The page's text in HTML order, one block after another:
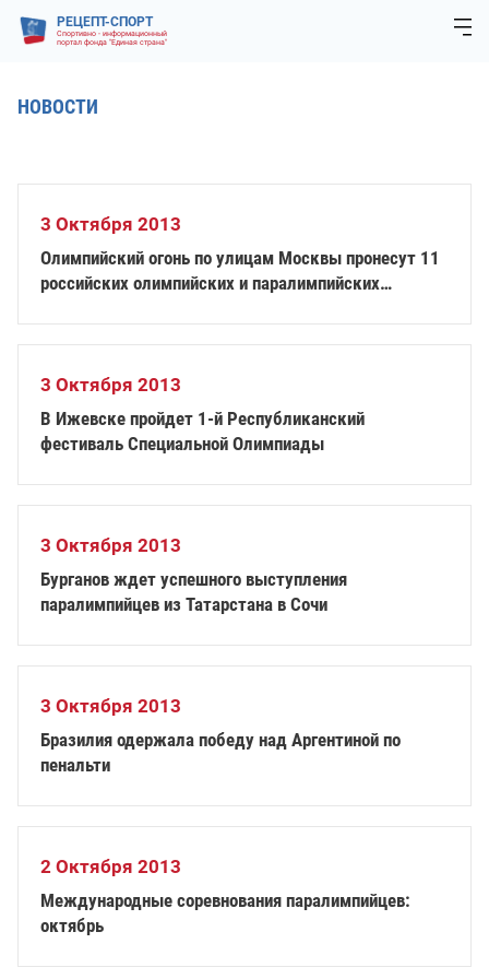
РЕЦЕПТ-СПОРТ
Спортивно - информационный
портал фонда "Единая страна"
НОВОСТИ
3 Октября 2013
Олимпийский огонь по улицам Москвы пронесут 11
российских олимпийских и паралимпийских
3 Октября 2013
В Ижевске пройдет 1-й Республиканский
фестиваль Специальной Олимпиады
3 Октября 2013
Бурганов ждет успешного выступления
паралимпийцев из Татарстана в Сочи
3 Октября 2013
Бразилия одержала победу над Аргентиной по
пенальти
2 Октября 2013
Международные соревнования паралимпийцев:
октябрь